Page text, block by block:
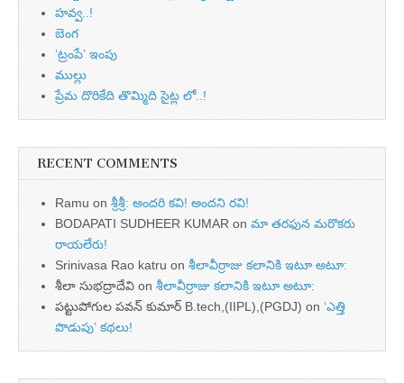
హవ్వ..!
బెంగ
‘ట్రంపే’ ఇంపు
ముల్లు
ప్రేమ దొరికేది తొమ్మిది సైట్ల లో..!
RECENT COMMENTS
Ramu on శ్రీశ్రీ: అందరి కవి! అందని రవి!
BODAPATI SUDHEER KUMAR on మా తరఫున మరొకరు
రాయలేరు!
Srinivasa Rao katru on శీలావీర్రాజు కలానికి ఇటూ అటూ:
శీలా సుభద్రాదేవి on శీలావీర్రాజు కలానికి ఇటూ అటూ:
పట్టుపోగుల పవన్ కుమార్ B.tech,(IIPL),(PGDJ) on ‘ఎత్తి
పొడుపు’ కథలు!